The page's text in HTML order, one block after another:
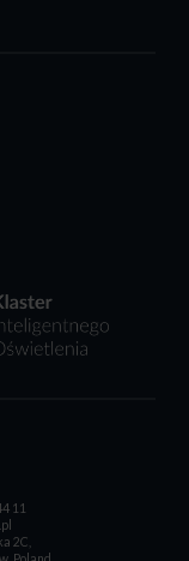
11
2C,